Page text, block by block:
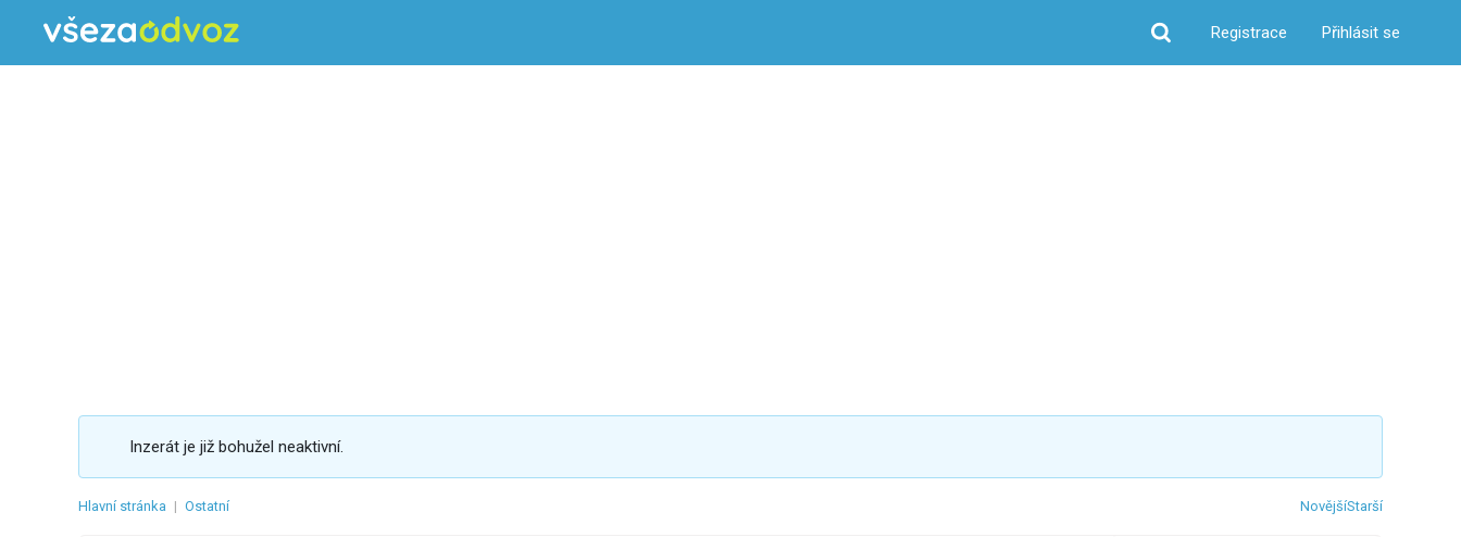
Hledat
Registrace Přihlásit se
Inzerát je již bohužel neaktivní.
Hlavní stránka | Ostatní NovějšíStarší